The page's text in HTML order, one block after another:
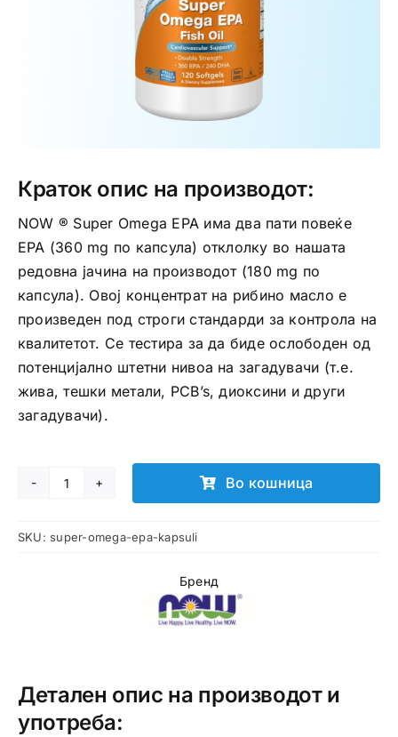
Медицински апрати
Краток опис на производот:
NOW ® Super Omega EPA има два пати повеќе
EPA (360 mg по капсула) отклолку во нашата
редовна јачина на производот (180 mg по
капсула). Овој концентрат на рибино масло е
произведен под строги стандарди за контрола на
квалитетот. Се тестира за да биде ослободен од
потенцијално штетни нивоа на загадувачи (т.е.
жива, тешки метали, PCB’s, диоксини и други
загадувачи).
Super
EPA
Во кошница
SKU: super-omega-epa-kapsuli
Бренд
Детален опис на производот и
употреба: